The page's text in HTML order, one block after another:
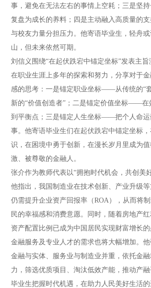
事，避免在无法左右的事情上空耗；三是坚
复盘为成长的养料；四是主动融入高质量的
与校友力量分担压力。他寄语毕业生，轻舟
山，但未来依然可期。
刘信义围绕“在起伏跌宕中锚定坐标”发表主
在职业生涯上多年的探索和努力，分享对于
感的思考：一是锚定职业坐标——从传统的“
新的“价值创造者”；二是锚定价值坐标——在
到平衡点；三是锚定人生坐标——把个人命运
事。他寄语毕业生们在起伏跌宕中锚定坐标
识，在困境中勇于创新，在漫长岁月里成为
激、被尊敬的金融人。
张介作为教师代表以“拥抱时代机会，共创美
他指出，我国制造业在技术创新、产业升级
仍需提升企业资产回报率（ROA），从而将
民的幸福感和消费意愿。同时，随着房地产
资产配置比例已成为中国居民实现财富增长
金融服务及专业人才的需求也将大幅增加。
金融与实体、服务业与制造业并重，依托金
力，筛选优质项目、淘汰低效产能，推动产
毕业生把握时代机遇，在助力人民美好生活